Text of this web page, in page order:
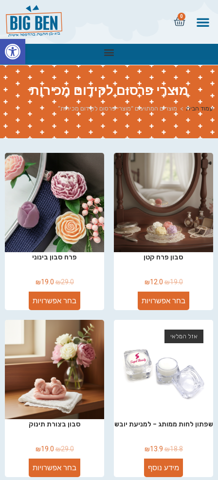
0
מוצרי פרסום לקידום מכירות
עמוד הבית > מוצרים המתויגים “מוצרי פרסום לקידום מכירות”
סבון פרח קטן
₪19.0
₪12.0
בחר אפשרויות
פרח סבון בינוני
₪29.0
₪19.0
בחר אפשרויות
אזל המלאי
שפתון לחות ממותג – למניעת יובש
₪18.8
₪13.9
מידע נוסף
סבון בצורת תינוק
₪29.0
₪19.0
בחר אפשרויות